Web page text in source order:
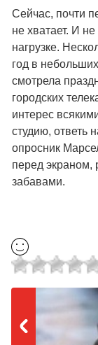
Сейчас, почти
не хватает. И
нагрузке.
год в
смотрела
городских
интерес
студию, ответь
опросник
перед экраном,
забавами.